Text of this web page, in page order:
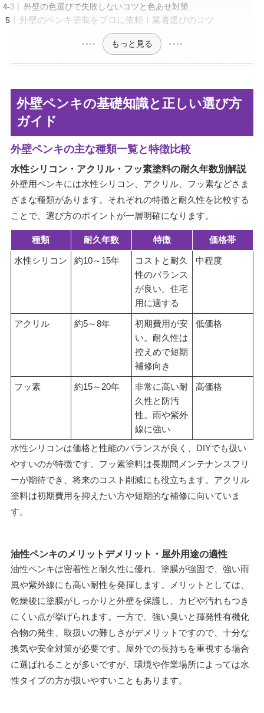
外壁の色選びで失敗しないコツと色あせ対策
外壁のペンキ塗装をプロに依頼！業者選びのコツ
もっと見る
外壁ペンキの基礎知識と正しい選び方
ガイド
外壁ペンキの主な種類一覧と特徴比較
水性シリコン・アクリル・フッ素塗料の耐久年数別解説
外壁用ペンキには水性シリコン、アクリル、フッ素などさま
ざまな種類があります。それぞれの特徴と耐久性を比較する
ことで、選び方のポイントが一層明確になります。
種類 耐久年数 特徴 価格帯
水性シリコン 約10～15年
コストと耐久
性のバランス
が良い。住宅
用に適する
中程度
アクリル 約5～8年
初期費用が安
い。耐久性は
控えめで短期
補修向き
低価格
フッ素 約15～20年
非常に高い耐
久性と防汚
性。雨や紫外
線に強い
高価格
水性シリコンは価格と性能のバランスが良く、DIYでも扱い
やすいのが特徴です。フッ素塗料は長期間メンテナンスフリ
ーが期待でき、将来のコスト削減にも役立ちます。アクリル
塗料は初期費用を抑えたい方や短期的な補修に向いていま
す。
油性ペンキのメリットデメリット・屋外用途の適性
油性ペンキは密着性と耐久性に優れ、塗膜が強固で、強い雨
風や紫外線にも高い耐性を発揮します。メリットとしては、
乾燥後に塗膜がしっかりと外壁を保護し、カビや汚れもつき
にくい点が挙げられます。一方で、強い臭いと揮発性有機化
合物の発生、取扱いの難しさがデメリットですので、十分な
換気や安全対策が必要です。屋外での長持ちを重視する場合
に選ばれることが多いですが、環境や作業場所によっては水
性タイプの方が扱いやすいこともあります。